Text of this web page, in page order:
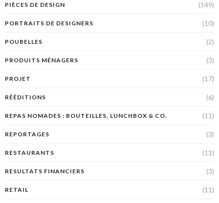
PIÈCES DE DESIGN (149)
PORTRAITS DE DESIGNERS (10)
POUBELLES (2)
PRODUITS MÉNAGERS (3)
PROJET (17)
RÉÉDITIONS (6)
REPAS NOMADES : BOUTEILLES, LUNCHBOX & CO. (11)
REPORTAGES (3)
RESTAURANTS (11)
RESULTATS FINANCIERS (3)
RETAIL (11)